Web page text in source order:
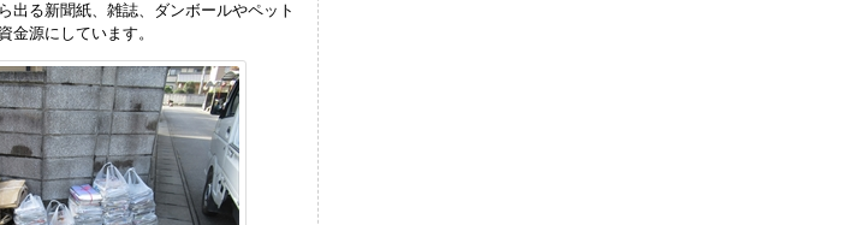
出る新聞紙、雑誌、ダンボールやペット
金源にしています。